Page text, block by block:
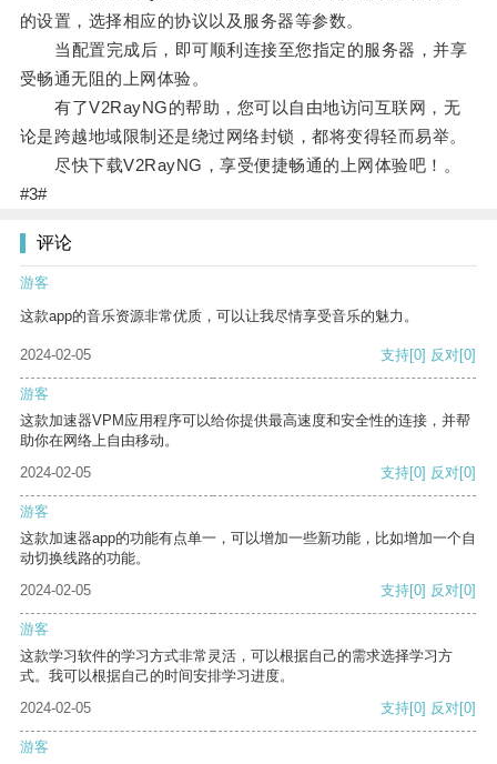
的设置，选择相应的协议以及服务器等参数。
当配置完成后，即可顺利连接至您指定的服务器，并享
受畅通无阻的上网体验。
有了V2RayNG的帮助，您可以自由地访问互联网，无
论是跨越地域限制还是绕过网络封锁，都将变得轻而易举。
尽快下载V2RayNG，享受便捷畅通的上网体验吧！。
#3#
评论
游客
这款app的音乐资源非常优质，可以让我尽情享受音乐的魅力。
2024-02-05 支持[0] 反对[0]
游客
这款加速器VPM应用程序可以给你提供最高速度和安全性的连接，并帮
助你在网络上自由移动。
2024-02-05
支持[0] 反对[0]
游客
这款加速器app的功能有点单一，可以增加一些新功能，比如增加一个自
动切换线路的功能。
2024-02-05
支持[0] 反对[0]
游客
这款学习软件的学习方式非常灵活，可以根据自己的需求选择学习方
式。我可以根据自己的时间安排学习进度。
2024-02-05
支持[0] 反对[0]
游客